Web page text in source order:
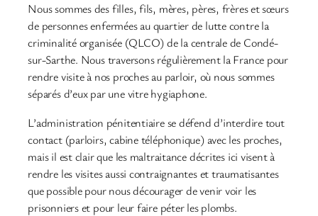
Nous sommes des filles, fils, mères, pères, frères et sœurs
de personnes enfermées au quartier de lutte contre la
criminalité organisée (QLCO) de la centrale de Condé-
sur-Sarthe. Nous traversons régulièrement la France pour
rendre visite à nos proches au parloir, où nous sommes
séparés d’eux par une vitre hygiaphone.
L’administration pénitentiaire se défend d’interdire tout
contact (parloirs, cabine téléphonique) avec les proches,
mais il est clair que les maltraitance décrites ici visent à
rendre les visites aussi contraignantes et traumatisantes
que possible pour nous décourager de venir voir les
prisonniers et pour leur faire péter les plombs.